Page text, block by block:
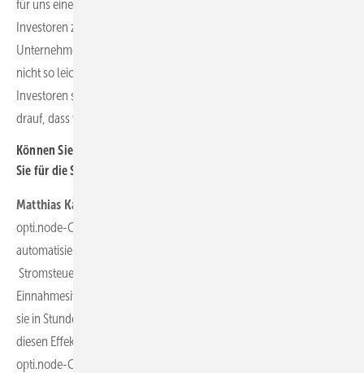
für uns eine tolle Sache, dass wir das mit auch zwei deutschen
Investoren zum Abschluss bringen konnten. Gerade für
Unternehmen unserer Größe ist es in den vergangenen Monaten gar
nicht so leicht gewesen, mit deutschen und europäischen
Investoren solche Runden zu schließen. Deshalb sind wir stolz
drauf, dass wir das geschafft haben.
Können Sie kurz noch ein Wort sagen, welche Dienstleitungen
Sie für die Solarbranche bereithalten?
Matthias Karger:
opti.node-Cockpits alle kaufmännischen Geschäftsprozesse
automatisieren, angefangen bei der jährlich anfallenden
Stromsteuermeldung bis zur Schaffung von Transparenz bei der
Einnahmesituation. Wenn eine PV-Anlage in Betrieb geht, bekommt
sie in Stunden mit negativen Börsenpreisen keine Vergütung. Und
diesen Effekt zu quantifizieren, ist eine Funktion, die mit dem
opti.node-Cockpit für Kunden bereitgestellt wird. Oder wenn ich